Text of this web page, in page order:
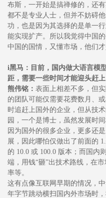
布斯，一开始是搞禅修的，还
都不是专业人士，但并不妨碍
功，也是因为其选择的是单一
能实现扩产。所以我觉得中国
中国的国情，又懂市场，他们
i黑马：目前，国内做大语言模
距，需要一些时间才能迎头赶
熊伟铭： 表面上相差不多，但
的团队可能仅需要花费数月、
时追赶上国外的企业，但从技
园，一个是博士，虽然发展时
因为国外的很多企业，更多还
展，因此哪怕仅做出了前面的
的 10.0 或 100.0 版本；而国内
端，用钱“砸”出技术路线，在
率等。
这有点像互联网早期的情况，
年字节跳动横扫国内外市场时